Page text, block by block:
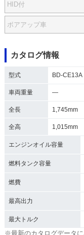
HID付
ボアアップ車
カタログ情報
型式 BD-CE13A
車両重量 ―
全長 1,745mm
全高 1,015mm
エンジンオイル容量
燃料タンク容量
燃費
最高出力
最大トルク
※最新のカタログデータ